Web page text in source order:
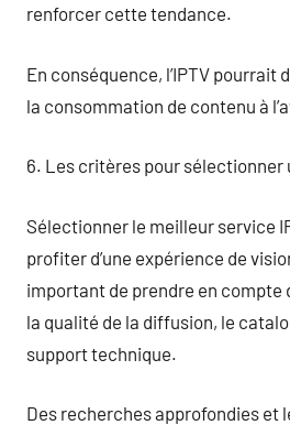
renforcer cette tendance.
En conséquence, l’IPTV pourrait
la consommation de contenu à
6. Les critères pour sélectionner
Sélectionner le meilleur service
profiter d’une expérience de
important de prendre en compte
la qualité de la diffusion, le
support technique.
Des recherches approfondies et